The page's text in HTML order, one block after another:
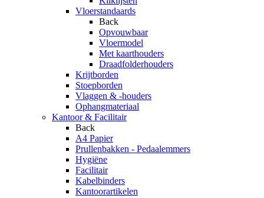
Vloerstandaards
Back
Opvouwbaar
Vloermodel
Met kaarthouders
Draadfolderhouders
Krijtborden
Stoepborden
Vlaggen & -houders
Ophangmateriaal
Kantoor & Facilitair
Back
A4 Papier
Prullenbakken - Pedaalemmers
Hygiëne
Facilitair
Kabelbinders
Kantoorartikelen